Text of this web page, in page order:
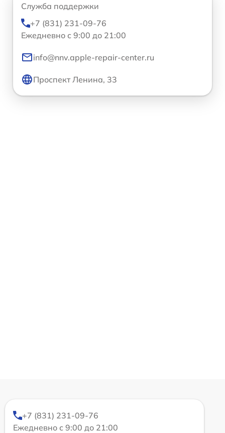
Служба поддержки
+7 (831) 231-09-76
Ежедневно с 9:00 до 21:00
info@nnv.apple-repair-center.ru
Проспект Ленина, 33
+7 (831) 231-09-76
Ежедневно с 9:00 до 21:00